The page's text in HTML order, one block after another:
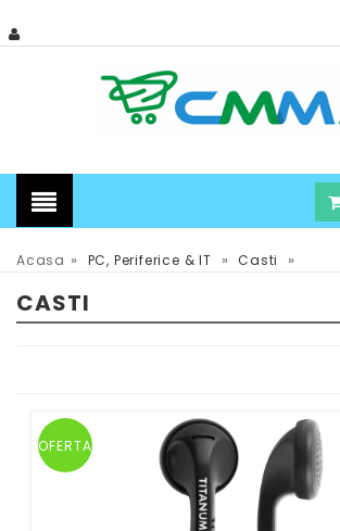
Acasa » PC, Periferice & IT » Casti »
CASTI
OFERTA